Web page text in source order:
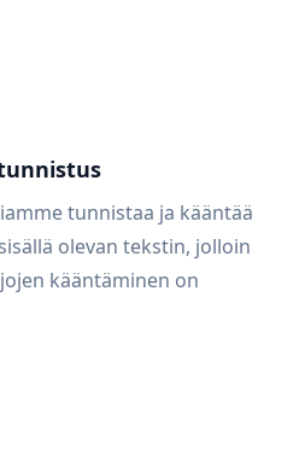
tunnistaa ja kääntää
olevan tekstin, jolloin
kääntäminen on